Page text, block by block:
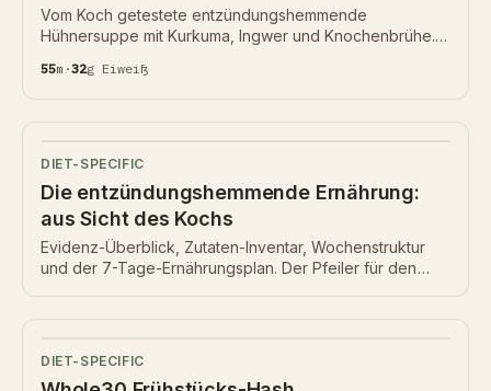
Vom Koch getestete entzündungshemmende
Hühnersuppe mit Kurkuma, Ingwer und Knochenbrühe.
55m ·32g Eiweiß
DIET-SPECIFIC
Die entzündungshemmende Ernährung:
aus Sicht des Kochs
Evidenz-Überblick, Zutaten-Inventar, Wochenstruktur
und der 7-Tage-Ernährungsplan. Der Pfeiler für den
DIET-SPECIFIC